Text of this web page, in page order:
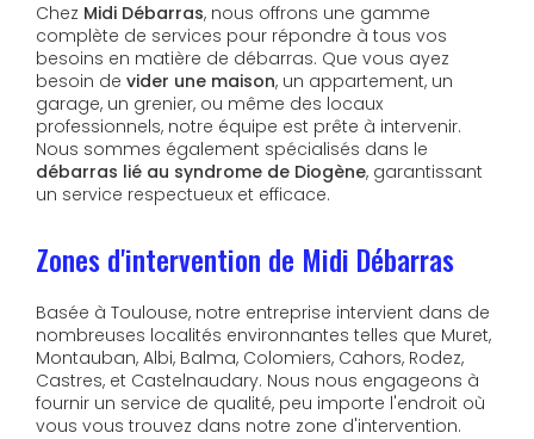
Chez Midi Débarras, nous offrons une gamme
complète de services pour répondre à tous vos
besoins en matière de débarras. Que vous ayez
besoin de vider une maison, un appartement, un
garage, un grenier, ou même des locaux
professionnels, notre équipe est prête à intervenir.
Nous sommes également spécialisés dans le
débarras lié au syndrome de Diogène, garantissant
un service respectueux et efficace.
Zones d'intervention de Midi Débarras
Basée à Toulouse, notre entreprise intervient dans de
nombreuses localités environnantes telles que Muret,
Montauban, Albi, Balma, Colomiers, Cahors, Rodez,
Castres, et Castelnaudary. Nous nous engageons à
fournir un service de qualité, peu importe l'endroit où
vous vous trouvez dans notre zone d'intervention.